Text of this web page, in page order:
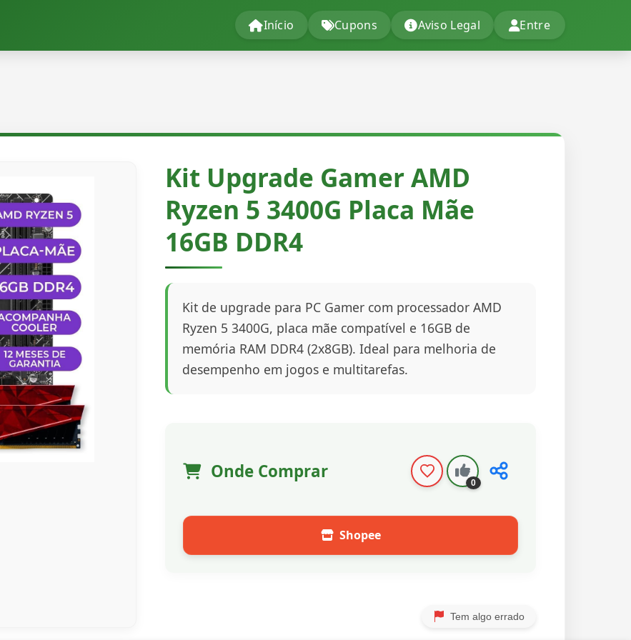
Início Cupons Aviso Legal Entre
Kit Upgrade Gamer AMD
Ryzen 5 3400G Placa Mãe
16GB DDR4
Kit de upgrade para PC Gamer com processador AMD
Ryzen 5 3400G, placa mãe compatível e 16GB de
memória RAM DDR4 (2x8GB). Ideal para melhoria de
desempenho em jogos e multitarefas.
Onde Comprar
0
Shopee
Tem algo errado